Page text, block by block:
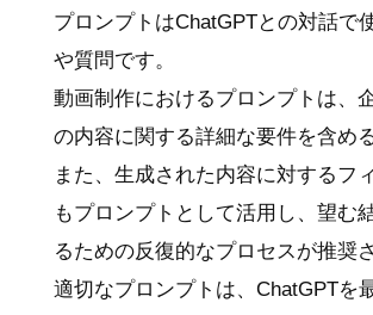
プロンプトはChatGPTとの対話で
や質問です。
動画制作におけるプロンプトは、
の内容に関する詳細な要件を含め
また、生成された内容に対するフ
もプロンプトとして活用し、望む
るための反復的なプロセスが推奨
適切なプロンプトは、ChatGPTを